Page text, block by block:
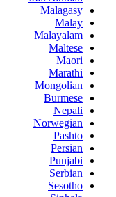
Malagasy
Malay
Malayalam
Maltese
Maori
Marathi
Mongolian
Burmese
Nepali
Norwegian
Pashto
Persian
Punjabi
Serbian
Sesotho